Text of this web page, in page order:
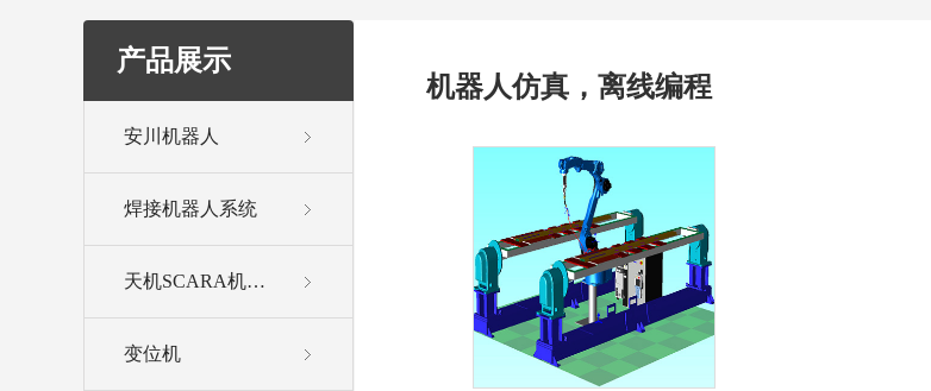
产品展示
安川机器人
焊接机器人系统
天机SCARA机器人
变位机
机器人仿真，离线编程